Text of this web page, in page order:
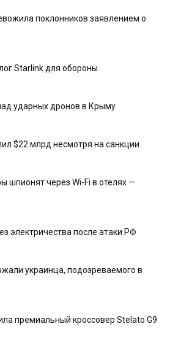
поклонников заявлением о
Starlink для обороны
ударных дронов в Крыму
$22 млрд несмотря на санкции
шпионят через Wi-Fi в отелях —
электричества после атаки РФ
украинца, подозреваемого в
премиальный кроссовер Stelato G9